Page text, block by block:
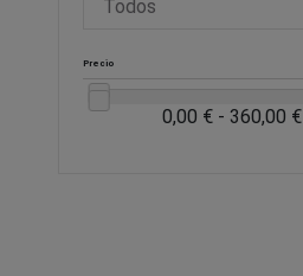
Precio
0,00 € - 360,00 €